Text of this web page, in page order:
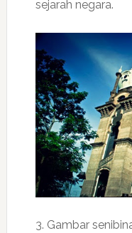
sejarah negara.
3. Gambar